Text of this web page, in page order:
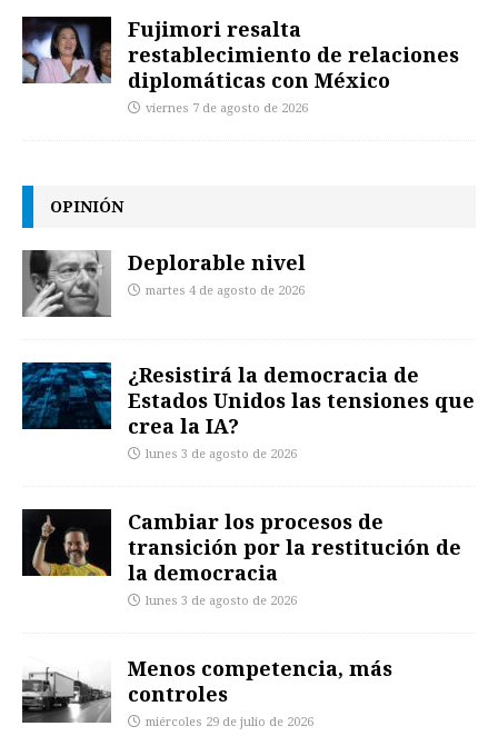
Fujimori resalta
restablecimiento de relaciones
diplomáticas con México
viernes 7 de agosto de 2026
OPINIÓN
Deplorable nivel
martes 4 de agosto de 2026
¿Resistirá la democracia de
Estados Unidos las tensiones que
crea la IA?
lunes 3 de agosto de 2026
Cambiar los procesos de
transición por la restitución de
la democracia
lunes 3 de agosto de 2026
Menos competencia, más
controles
miércoles 29 de julio de 2026